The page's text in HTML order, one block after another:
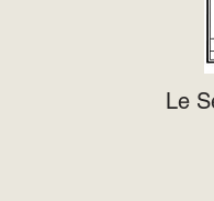
Le